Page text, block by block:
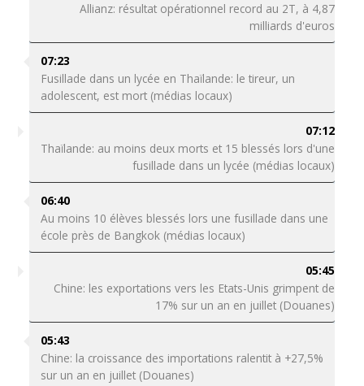
Allianz: résultat opérationnel record au 2T, à 4,87
milliards d'euros
07:23
Fusillade dans un lycée en Thaïlande: le tireur, un
adolescent, est mort (médias locaux)
07:12
Thaïlande: au moins deux morts et 15 blessés lors d'une
fusillade dans un lycée (médias locaux)
06:40
Au moins 10 élèves blessés lors une fusillade dans une
école près de Bangkok (médias locaux)
05:45
Chine: les exportations vers les Etats-Unis grimpent de
17% sur un an en juillet (Douanes)
05:43
Chine: la croissance des importations ralentit à +27,5%
sur un an en juillet (Douanes)